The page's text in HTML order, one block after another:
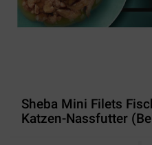
Sheba Mini Filets
Katzen-Nassfutter